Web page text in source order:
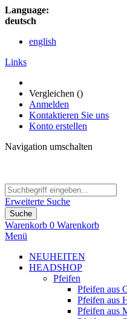
Language:
deutsch
english
Links
Vergleichen ()
Anmelden
Kontaktieren Sie uns
Konto erstellen
Navigation umschalten
Erweiterte Suche
Suche
Warenkorb 0 Warenkorb
Menü
NEUHEITEN
HEADSHOP
Pfeifen
Pfeifen aus
Pfeifen aus
Pfeifen aus